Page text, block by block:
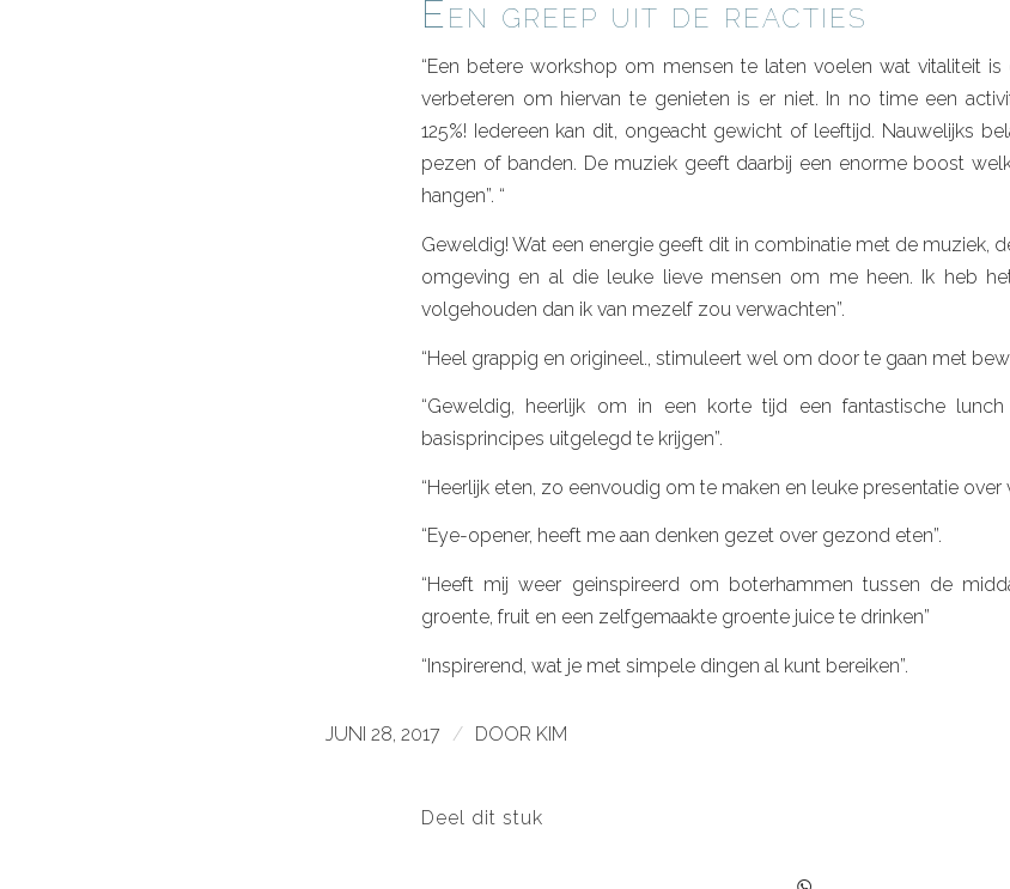
Een greep uit de reacties
“Een betere workshop om mensen te laten voelen wat vitaliteit
verbeteren om hiervan te genieten is er niet. In no time een
125%! Iedereen kan dit, ongeacht gewicht of leeftijd. Nauwelijks
pezen of banden. De muziek geeft daarbij een enorme boost
hangen”. “
Geweldig! Wat een energie geeft dit in combinatie met de muziek,
omgeving en al die leuke lieve mensen om me heen. Ik heb
volgehouden dan ik van mezelf zou verwachten”.
“Heel grappig en origineel., stimuleert wel om door te gaan met
“Geweldig, heerlijk om in een korte tijd een fantastische
basisprincipes uitgelegd te krijgen”.
“Heerlijk eten, zo eenvoudig om te maken en leuke presentatie over
“Eye-opener, heeft me aan denken gezet over gezond eten”.
“Heeft mij weer geinspireerd om boterhammen tussen de
groente, fruit en een zelfgemaakte groente juice te drinken”
“Inspirerend, wat je met simpele dingen al kunt bereiken”.
JUNI 28, 2017 / DOOR KIM
Deel dit stuk